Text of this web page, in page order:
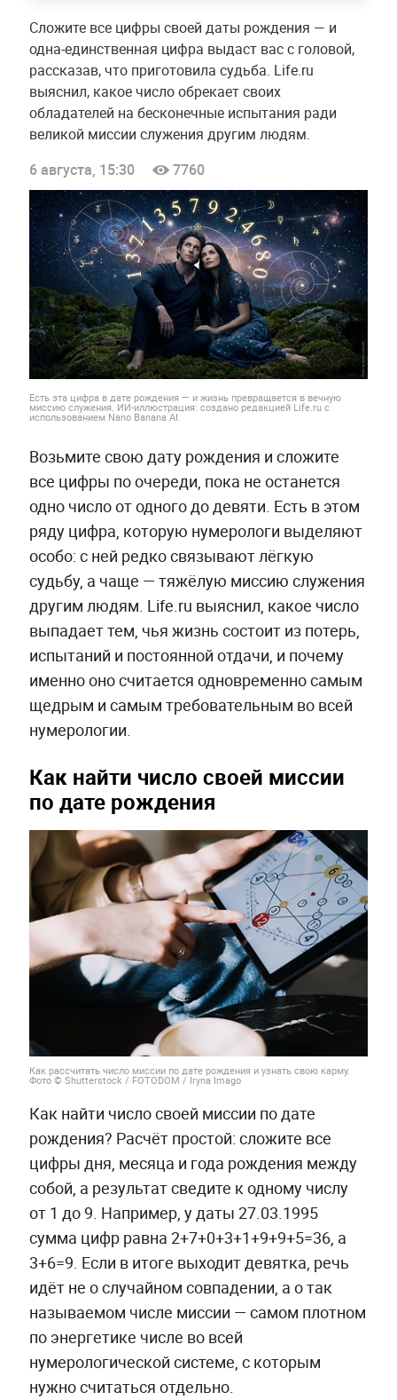
Сложите все цифры своей даты рождения — и
одна-единственная цифра выдаст вас с головой,
рассказав, что приготовила судьба. Life.ru
выяснил, какое число обрекает своих
обладателей на бесконечные испытания ради
великой миссии служения другим людям.
6 августа, 15:30
7760
Есть эта цифра в дате рождения — и жизнь превращается в вечную
миссию служения. ИИ-иллюстрация: создано редакцией Life.ru с
использованием Nano Banana AI.
Возьмите свою дату рождения и сложите
все цифры по очереди, пока не останется
одно число от одного до девяти. Есть в этом
ряду цифра, которую нумерологи выделяют
особо: с ней редко связывают лёгкую
судьбу, а чаще — тяжёлую миссию служения
другим людям. Life.ru выяснил, какое число
выпадает тем, чья жизнь состоит из потерь,
испытаний и постоянной отдачи, и почему
именно оно считается одновременно самым
щедрым и самым требовательным во всей
нумерологии.
Как найти число своей миссии
по дате рождения
Как рассчитать число миссии по дате рождения и узнать свою карму.
Фото © Shutterstock / FOTODOM / Iryna Imago
Как найти число своей миссии по дате
рождения? Расчёт простой: сложите все
цифры дня, месяца и года рождения между
собой, а результат сведите к одному числу
от 1 до 9. Например, у даты 27.03.1995
сумма цифр равна 2+7+0+3+1+9+9+5=36, а
3+6=9. Если в итоге выходит девятка, речь
идёт не о случайном совпадении, а о так
называемом числе миссии — самом плотном
по энергетике числе во всей
нумерологической системе, с которым
нужно считаться отдельно.